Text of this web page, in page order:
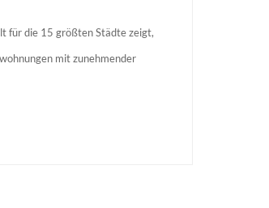
für die 15 größten Städte zeigt,
mit zunehmender